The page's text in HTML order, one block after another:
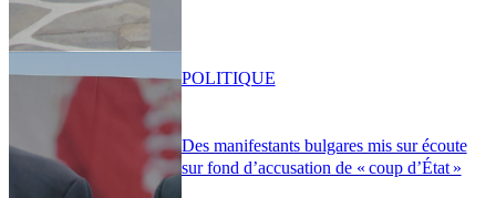
Des manifestants bulgares mis sur écoute
sur fond d’accusation de « coup d’État »
POLITIQUE